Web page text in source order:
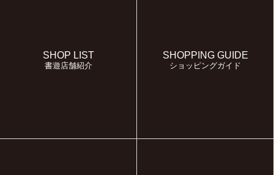
SHOP LIST
書遊店舗紹介
SHOPPING GUIDE
ショッピングガイド